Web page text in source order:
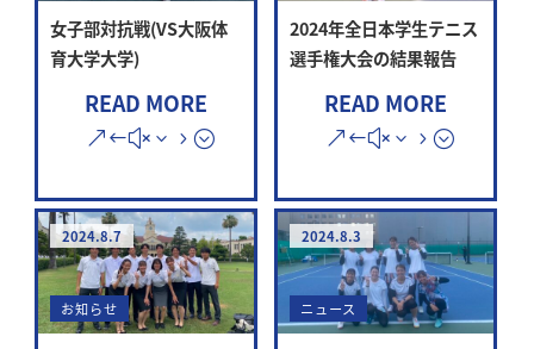
女子部対抗戦(VS大阪体
育大学大学)
READ MORE
2024年全日本学生テニス
選手権大会の結果報告
READ MORE
2024.8.7
お知らせ
2024.8.3
ニュース